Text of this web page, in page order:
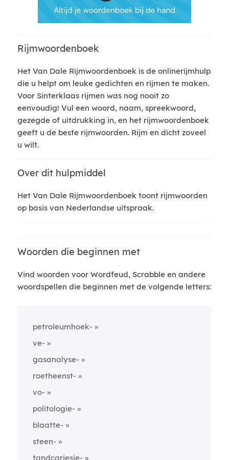
Rijmwoordenboek
Het Van Dale Rijmwoordenboek is de onlinerijmhulp
die u helpt om leuke gedichten en rijmen te maken.
Voor Sinterklaas rijmen was nog nooit zo
eenvoudig! Vul een woord, naam, spreekwoord,
gezegde of uitdrukking in, en het rijmwoordenboek
geeft u de beste rijmwoorden. Rijm en dicht zoveel
u wilt.
Over dit hulpmiddel
Het Van Dale Rijmwoordenboek toont rijmwoorden
op basis van Nederlandse uitspraak.
Woorden die beginnen met
Vind woorden voor Wordfeud, Scrabble en andere
woordspellen die beginnen met de volgende letters:
petroleumhoek-
ve-
gasanalyse-
roetheenst-
vo-
politologie-
blaatte-
steen-
tandcariesje-